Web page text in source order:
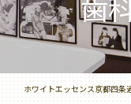
ホワイトエッセンス京都四条